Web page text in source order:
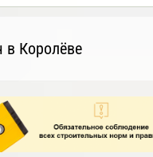
Королёве